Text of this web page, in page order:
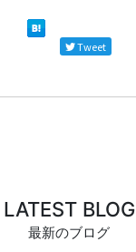
Tweet
LATEST BLOG
最新のブログ